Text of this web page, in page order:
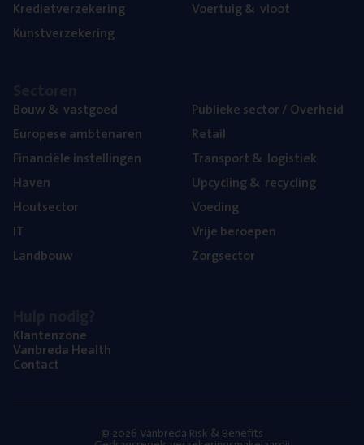
Kre­diet­ver­ze­ke­ring
Kunst­ver­ze­ke­ring
Voer­tuig& vloot
Bouw& vastgoed
Euro­pe­se ambtenaren
Finan­ci­ë­le instellingen
Haven
Hout­sec­tor
IT
Land­bouw
Publie­ke sec­tor / Overheid
Retail
Trans­port& logistiek
Upcy­cling& recycling
Voe­ding
Vrije beroe­pen
Zorg­sec­tor
Klan­ten­zo­ne
Van­b­re­da Health
Con­tact
© 2026 Vanbreda Risk & Benefits